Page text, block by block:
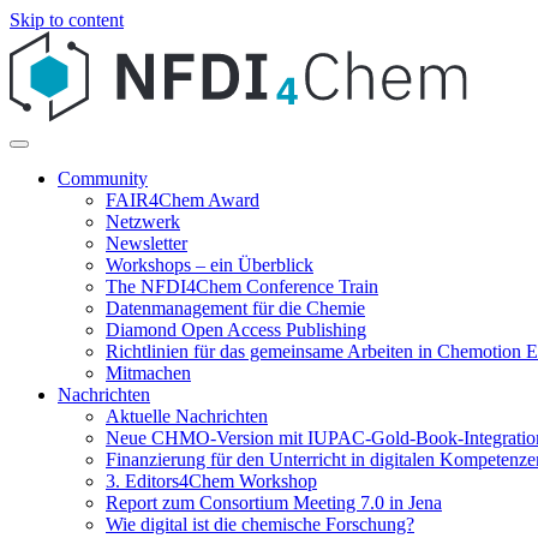
Skip to content
Community
FAIR4Chem Award
Netzwerk
Newsletter
Workshops – ein Überblick
The NFDI4Chem Conference Train
Datenmanagement für die Chemie
Diamond Open Access Publishing
Richtlinien für das gemeinsame Arbeiten in Chemotion
Mitmachen
Nachrichten
Aktuelle Nachrichten
Neue CHMO-Version mit IUPAC-Gold-Book-
Finanzierung für den Unterricht in digitalen
3. Editors4Chem Workshop
Report zum Consortium Meeting 7.0 in Jena
Wie digital ist die chemische Forschung?